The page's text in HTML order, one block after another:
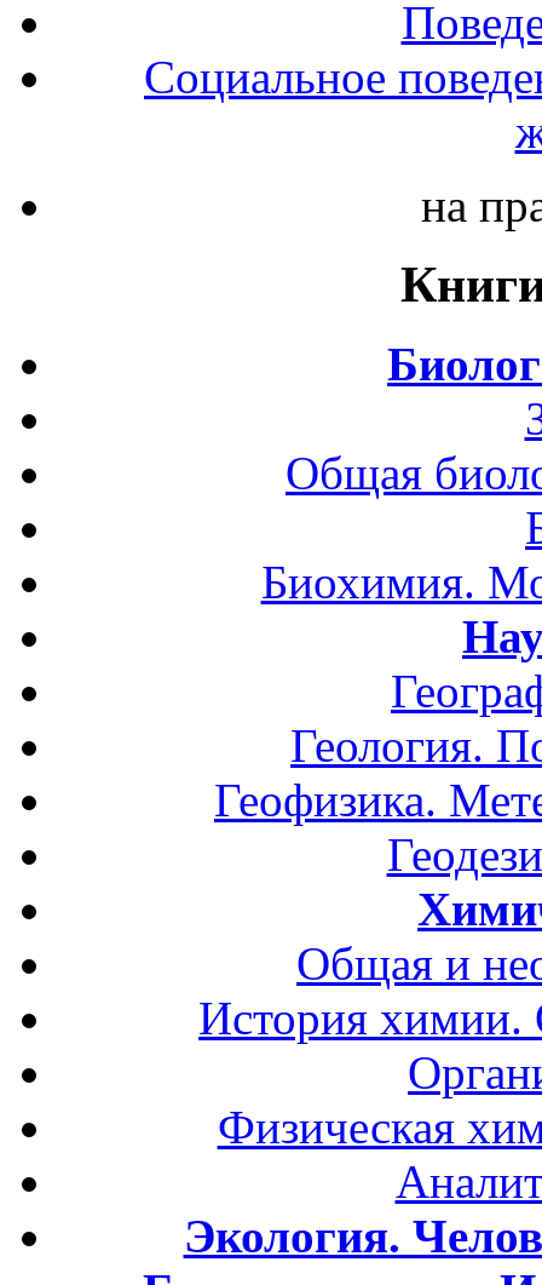
Социальное
на
Общая
Биохимия.
Геология.
Геофизика.
Общая и
История
Физическая
Экология.